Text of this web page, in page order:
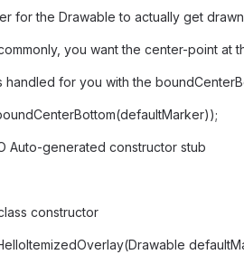
for the Drawable to actually get
you want the center-point at
handled for you with the
Auto-generated constructor stub
constructor